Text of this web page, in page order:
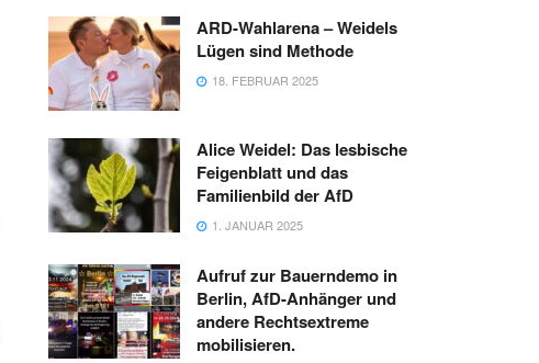
ARD-Wahlarena – Weidels
Lügen sind Methode
18. FEBRUAR 2025
Alice Weidel: Das lesbische
Feigenblatt und das
Familienbild der AfD
1. JANUAR 2025
Aufruf zur Bauerndemo in
Berlin, AfD-Anhänger und
andere Rechtsextreme
mobilisieren.